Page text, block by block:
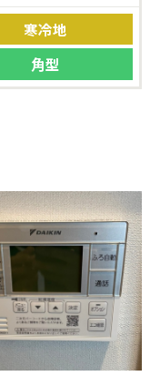
寒冷地
角型